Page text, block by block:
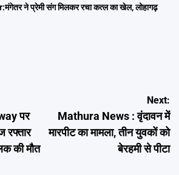
ने प्रेमी संग मिलकर रचा कत्ल का खेल, लोहागढ़
पर
रफ्तार
की मौत
Next:
Mathura News : वृंदावन में
मारपीट का मामला, तीन युवकों को
बेरहमी से पीटा